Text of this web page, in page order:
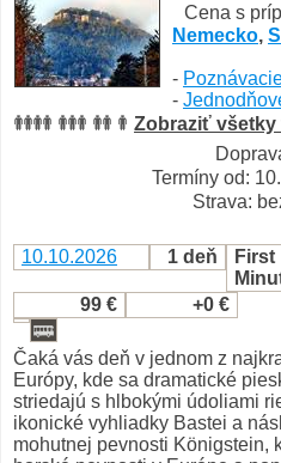
Cena s
Nemecko,
-
-
Zobraziť všetky
Termíny od:
Strava:
10.10.2026 1 deň
First
99 €
+0 €
Čaká vás deň v jednom z
Európy, kde sa dramatické
striedajú s hlbokými údoliami
ikonické vyhliadky Bastei a
mohutnej pevnosti Königstein,